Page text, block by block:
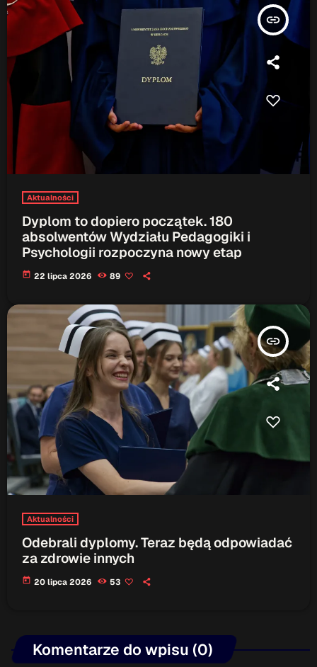
insert_link
Aktualności
Dyplom to dopiero początek. 180
absolwentów Wydziału Pedagogiki i
Psychologii rozpoczyna nowy etap
today 22 lipca 2026 89
insert_link
Aktualności
Odebrali dyplomy. Teraz będą odpowiadać
za zdrowie innych
today 20 lipca 2026 53
Komentarze do wpisu (0)